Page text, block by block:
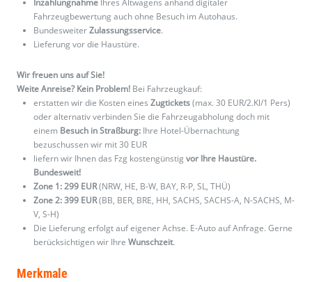
Inzahlungnahme Ihres Altwagens anhand digitaler
Fahrzeugbewertung auch ohne Besuch im Autohaus.
BundesweiterZulassungsservice.
Lieferung vor die Haustüre.
Wir freuen uns auf Sie!
Weite Anreise? Kein Problem! Bei Fahrzeugkauf:
erstatten wir die Kosten eines Zugtickets(max. 30 EUR/2.Kl/1 Pers)
oder alternativ verbinden Sie die Fahrzeugabholung doch mit
einem Besuch in Straßburg: Ihre Hotel-Übernachtung
bezuschussen wir mit 30 EUR
liefern wir Ihnen das Fzg kostengünstig vor Ihre Haustüre.
Bundesweit!
Zone 1: 299 EUR(NRW, HE, B-W, BAY, R-P, SL, THÜ)
Zone 2: 399 EUR(BB, BER, BRE, HH, SACHS, SACHS-A, N-SACHS, M-
V, S-H)
Die Lieferung erfolgt auf eigener Achse. E-Auto auf Anfrage. Gerne
berücksichtigen wir Ihre Wunschzeit.
Merkmale